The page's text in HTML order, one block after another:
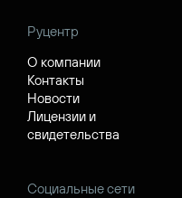
Руцентр
О компании
Контакты
Новости
Лицензии и
свидетельства
Социальные сети